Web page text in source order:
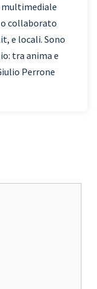
collaborato
e locali. Sono
tra anima e
Perrone